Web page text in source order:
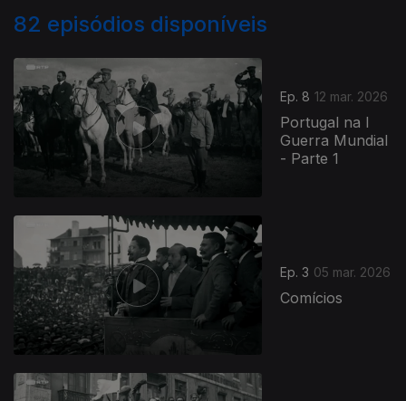
82 episódios disponíveis
Ep. 8 12 mar. 2026
Portugal na I
Guerra Mundial
- Parte 1
Ep. 3 05 mar. 2026
Comícios